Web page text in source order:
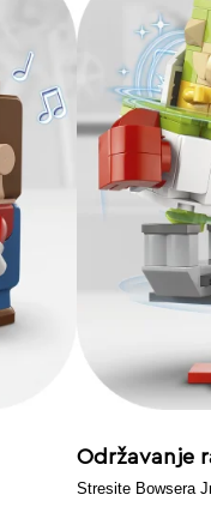
Održavanje
Stresite Bowsera